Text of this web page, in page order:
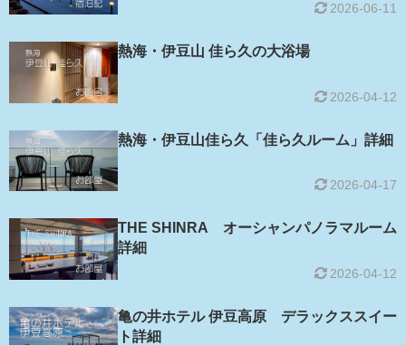
2026-06-11
熱海・伊豆山 佳ら久の大浴場
2026-04-12
熱海・伊豆山佳ら久「佳ら久ルーム」詳細
2026-04-17
THE SHINRA オーシャンパノラマルーム
詳細
2026-04-12
亀の井ホテル 伊豆高原 デラックススイー
ト詳細